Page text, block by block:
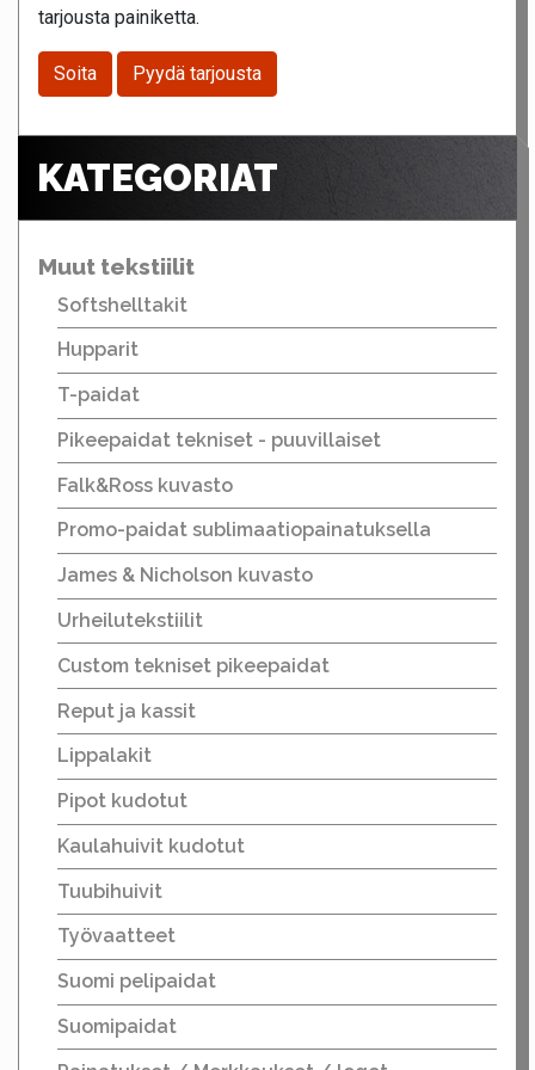
tarjousta painiketta.
Soita Pyydä tarjousta
KATEGORIAT
Muut tekstiilit
Softshelltakit
Hupparit
T-paidat
Pikeepaidat tekniset - puuvillaiset
Falk&Ross kuvasto
Promo-paidat sublimaatiopainatuksella
James & Nicholson kuvasto
Urheilutekstiilit
Custom tekniset pikeepaidat
Reput ja kassit
Lippalakit
Pipot kudotut
Kaulahuivit kudotut
Tuubihuivit
Työvaatteet
Suomi pelipaidat
Suomipaidat